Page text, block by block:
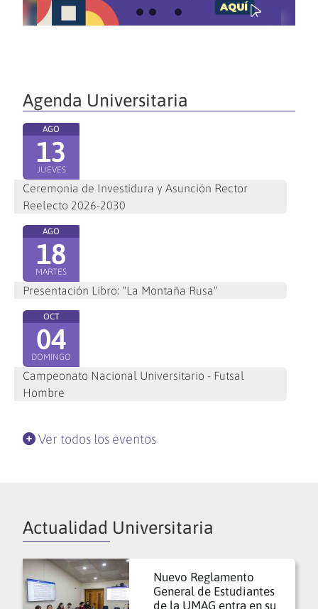
Agenda Universitaria
AGO
13
JUEVES
Ceremonia de Investidura y Asunción Rector
Reelecto 2026-2030
AGO
18
MARTES
Presentación Libro: "La Montaña Rusa"
OCT
04
DOMINGO
Campeonato Nacional Universitario - Futsal
Hombre
Ver todos los eventos
Actualidad Universitaria
Nuevo Reglamento
General de Estudiantes
de la UMAG entra en su